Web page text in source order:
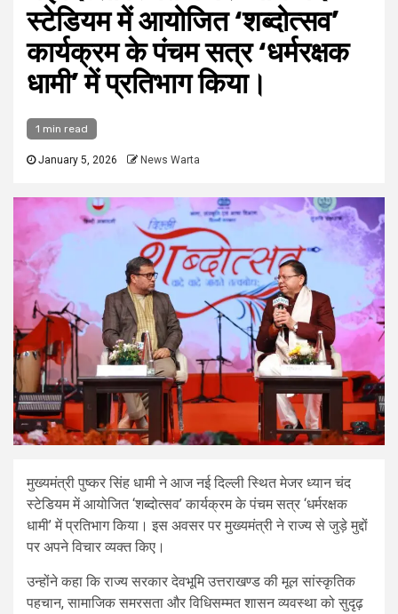
स्टेडियम में आयोजित ‘शब्दोत्सव’
कार्यक्रम के पंचम सत्र ‘धर्मरक्षक
धामी’ में प्रतिभाग किया।
1 min read
January 5, 2026 News Warta
मुख्यमंत्री पुष्कर सिंह धामी ने आज नई दिल्ली स्थित मेजर ध्यान चंद
स्टेडियम में आयोजित ‘शब्दोत्सव’ कार्यक्रम के पंचम सत्र ‘धर्मरक्षक
धामी’ में प्रतिभाग किया। इस अवसर पर मुख्यमंत्री ने राज्य से जुड़े मुद्दों
पर अपने विचार व्यक्त किए।
उन्होंने कहा कि राज्य सरकार देवभूमि उत्तराखण्ड की मूल सांस्कृतिक
पहचान, सामाजिक समरसता और विधिसम्मत शासन व्यवस्था को सुदृढ़